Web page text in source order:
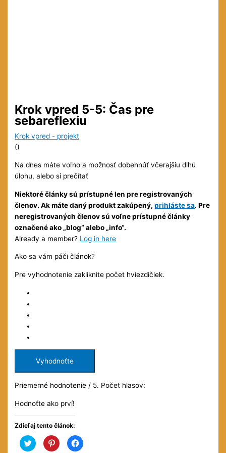
Krok vpred 5-5: Čas pre
sebareflexiu
Krok vpred - projekt
()
Na dnes máte voľno a možnosť dobehnúť včerajšiu dlhú
úlohu, alebo si prečítať
Niektoré články sú prístupné len pre registrovaných
členov. Ak máte daný produkt zakúpený,prihláste sa. Pre
neregistrovaných členov sú voľne prístupné články
označené ako „blog“ alebo „info“.
Already a member? Log in here
Ako sa vám páči článok?
Pre vyhodnotenie zakliknite počet hviezdičiek.
Vyhodnoťte
Priemerné hodnotenie / 5. Počet hlasov:
Hodnoťte ako prví!
Zdieľaj tento článok:
Kliknite
pre
Kliknite
pre
Kliknite
pre